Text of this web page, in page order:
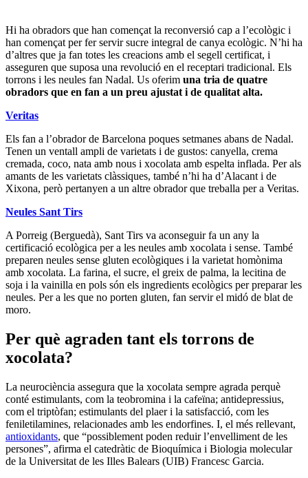
Hi ha obradors que han començat la reconversió cap a l’ecològic i
han començat per fer servir sucre integral de canya ecològic. N’hi ha
d’altres que ja fan totes les creacions amb el segell certificat, i
asseguren que suposa una revolució en el receptari tradicional. Els
torrons i les neules fan Nadal. Us oferim una tria de quatre
obradors que en fan a un preu ajustat i de qualitat alta.
Veritas
Els fan a l’obrador de Barcelona poques setmanes abans de Nadal.
Tenen un ventall ampli de varietats i de gustos: canyella, crema
cremada, coco, nata amb nous i xocolata amb espelta inflada. Per als
amants de les varietats clàssiques, també n’hi ha d’Alacant i de
Xixona, però pertanyen a un altre obrador que treballa per a Veritas.
Neules Sant Tirs
A Porreig (Berguedà), Sant Tirs va aconseguir fa un any la
certificació ecològica per a les neules amb xocolata i sense. També
preparen neules sense gluten ecològiques i la varietat homònima
amb xocolata. La farina, el sucre, el greix de palma, la lecitina de
soja i la vainilla en pols són els ingredients ecològics per preparar les
neules. Per a les que no porten gluten, fan servir el midó de blat de
moro.
Per què agraden tant els torrons de
xocolata?
La neurociència assegura que la xocolata sempre agrada perquè
conté estimulants, com la teobromina i la cafeïna; antidepressius,
com el triptòfan; estimulants del plaer i la satisfacció, com les
feniletilamines, relacionades amb les endorfines. I, el més rellevant,
antioxidants, que “possiblement poden reduir l’envelliment de les
persones”, afirma el catedràtic de Bioquímica i Biologia molecular
de la Universitat de les Illes Balears (UIB) Francesc Garcia.